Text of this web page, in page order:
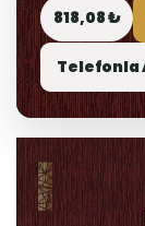
818,08 ₺
Telefonla